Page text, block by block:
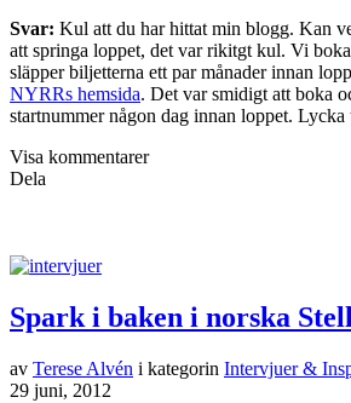
Svar: Kul att du har hittat min blogg. Kan
att springa loppet, det var rikitgt kul. Vi
släpper biljetterna ett par månader innan
NYRRs hemsida. Det var smidigt att boka
startnummer någon dag innan loppet. Lycka
Visa kommentarer
Dela
Spark i baken i norska
av Terese Alvén i kategorin Intervjuer &
29 juni, 2012